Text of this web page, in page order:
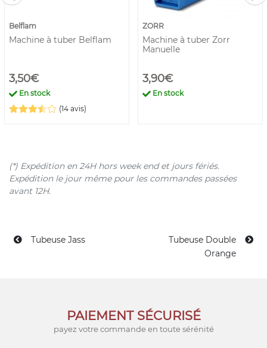
Belflam
Machine à tuber Belflam
3,50€
En stock
(14 avis)
ZORR
Machine à tuber Zorr
Manuelle
3,90€
En stock
(*) Expédition en 24H hors week end et jours fériés.
Expédition le jour même pour les commandes passées
avant 12H.
Tubeuse Jass
Tubeuse Double
Orange
PAIEMENT SÉCURISÉ
payez votre commande en toute sérénité